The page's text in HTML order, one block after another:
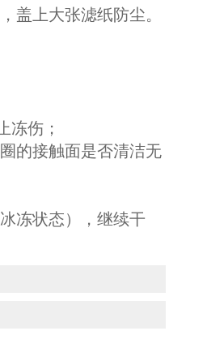
盖上大张滤纸防尘。
冻伤；
的接触面是否清洁无
冻状态），继续干